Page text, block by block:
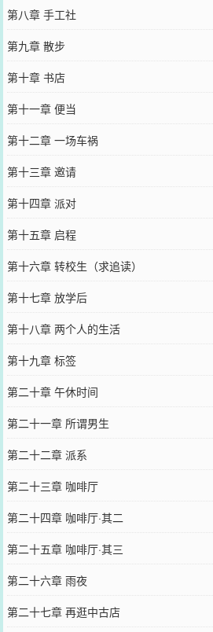
第八章 手工社
第九章 散步
第十章 书店
第十一章 便当
第十二章 一场车祸
第十三章 邀请
第十四章 派对
第十五章 启程
第十六章 转校生（求追读）
第十七章 放学后
第十八章 两个人的生活
第十九章 标签
第二十章 午休时间
第二十一章 所谓男生
第二十二章 派系
第二十三章 咖啡厅
第二十四章 咖啡厅·其二
第二十五章 咖啡厅·其三
第二十六章 雨夜
第二十七章 再逛中古店